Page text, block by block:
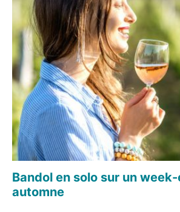
Bandol en solo sur un
automne